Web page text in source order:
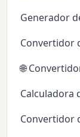
Generador
Convertidor
🌐
Calculadora
Convertidor